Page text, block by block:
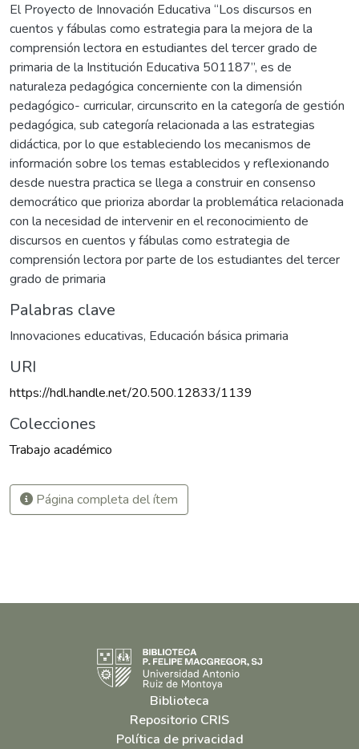
El Proyecto de Innovación Educativa “Los discursos en
cuentos y fábulas como estrategia para la mejora de la
comprensión lectora en estudiantes del tercer grado de
primaria de la Institución Educativa 501187”, es de
naturaleza pedagógica concerniente con la dimensión
pedagógico- curricular, circunscrito en la categoría de gestión
pedagógica, sub categoría relacionada a las estrategias
didáctica, por lo que estableciendo los mecanismos de
información sobre los temas establecidos y reflexionando
desde nuestra practica se llega a construir en consenso
democrático que prioriza abordar la problemática relacionada
con la necesidad de intervenir en el reconocimiento de
discursos en cuentos y fábulas como estrategia de
comprensión lectora por parte de los estudiantes del tercer
grado de primaria
Palabras clave
Innovaciones educativas, Educación básica primaria
URI
https://hdl.handle.net/20.500.12833/1139
Colecciones
Trabajo académico
Página completa del ítem
Biblioteca
Repositorio CRIS
Política de privacidad